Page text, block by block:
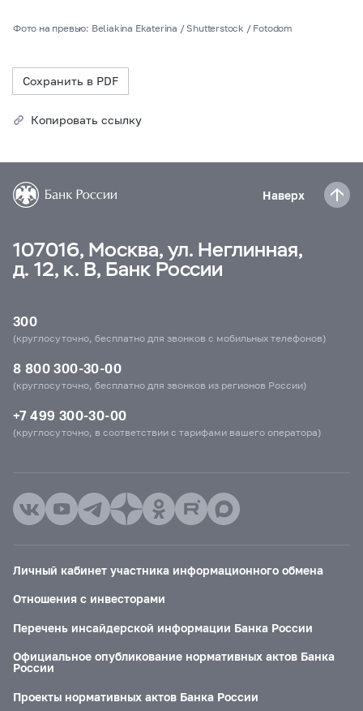
Фото на превью: Beliakina Ekaterina / Shutterstock / Fotodom
Сохранить в PDF
Копировать ссылку
Наверх
107016, Москва, ул. Неглинная,
д. 12, к. В, Банк России
300
(круглосуточно, бесплатно для звонков с мобильных телефонов)
8 800 300-30-00
(круглосуточно, бесплатно для звонков из регионов России)
+7 499 300-30-00
(круглосуточно, в соответствии с тарифами вашего оператора)
Личный кабинет участника информационного обмена
Отношения с инвесторами
Перечень инсайдерской информации Банка России
Официальное опубликование нормативных актов Банка
России
Проекты нормативных актов Банка России